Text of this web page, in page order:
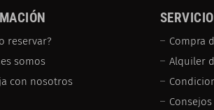
reservar?
somos
con nosotros
Compra
Alquiler